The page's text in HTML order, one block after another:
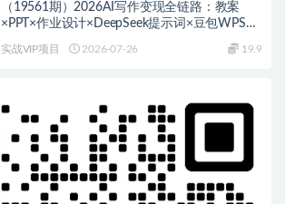
（19561期）2026AI写作变现全链路：教案
×PPT×作业设计×DeepSeek提示词×豆包WPS
实战VIP项目 2026-07-26 19.9